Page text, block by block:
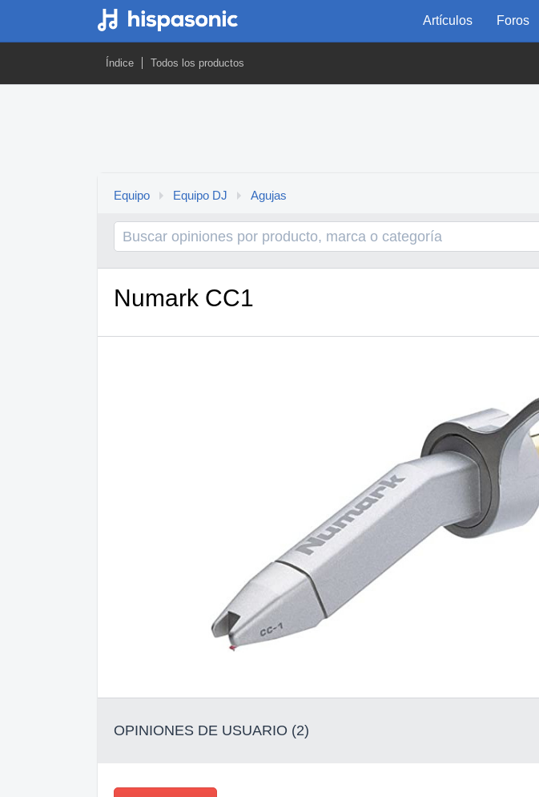
Artículos Foros
Índice Todos los productos
Equipo Equipo DJ Agujas
Numark CC1
OPINIONES DE USUARIO (2)